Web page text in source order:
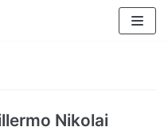
Nikolai